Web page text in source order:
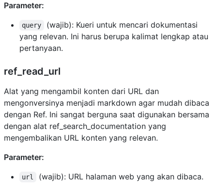
Parameter:
query
(wajib): Kueri untuk mencari dokumentasi
yang relevan. Ini harus berupa kalimat lengkap atau
pertanyaan.
ref_read_url
Alat yang mengambil konten dari URL dan
mengonversinya menjadi markdown agar mudah dibaca
dengan Ref. Ini sangat berguna saat digunakan bersama
dengan alat ref_search_documentation yang
mengembalikan URL konten yang relevan.
Parameter:
url (wajib): URL halaman web yang akan dibaca.